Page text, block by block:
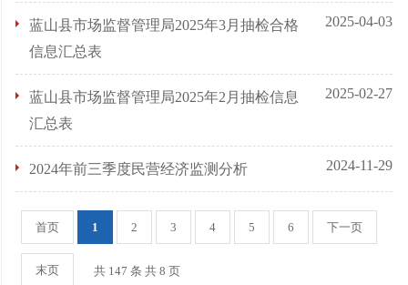
蓝山县市场监督管理局2025年3月抽检合格
信息汇总表
2025-04-03
蓝山县市场监督管理局2025年2月抽检信息
汇总表
2025-02-27
2024年前三季度民营经济监测分析 2024-11-29
首页 1 2 3 4 5 6 下一页
末页 共 147 条 共 8 页